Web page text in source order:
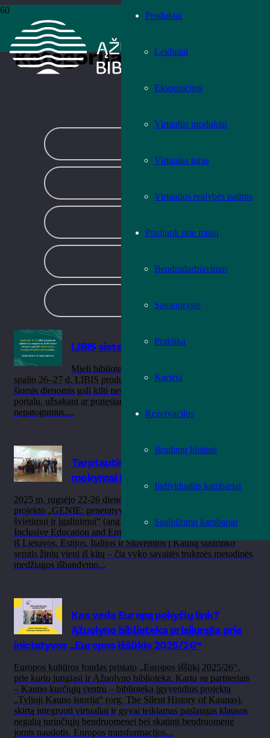
Produktai
Leidiniai
Ekspozicijos
Virtualūs produktai
Virtualus turas
Virtualios realybės patirtis
Prisijunk prie mūsų
Bendradarbiavimas
Savanorystė
Praktika
Karjera
Rezervacijos
Išradimų būstinė
Individualūs kambariai
Susibūrimų kambariai
Kategorija: Kita
VAIKAMS
LIBIS sistemos nesklandumai
Mieli bibliotekos vartotojai, informuojame, kad
spalio 26–27 d. LIBIS produkcinė aplinka bus naujinama, todėl
šiomis dienomis gali kilti nesklandumų naudojantis ibiblioteka.lt
portalu, užsakant ar pratęsiant leidinius. Atsiprašome už
nepatogumus....
Tarptautinio projekto partnerių
mokymai Kaune
2025 m. rugsėjo 22-26 dienomis Ąžuolyno bibliotekoje viešėjo
projekto „GENIE: generatyvinis dirbtinis intelektas įtraukiajam
švietimui ir įgalinimui“ (ang. GENIE: Generative AI for
Inclusive Education and Empowerment) partneriai. Specialistai
iš Lietuvos, Estijos, Italijos ir Slovėnijos į Kauną susirinko
semtis žinių vieni iš kitų – čia vyko savaitės trukmės metodinės
medžiagos išbandymo...
Kas veda Europą pokyčių link?
Ąžuolyno biblioteka prisijungia prie
iniciatyvos „Europos iššūkis 2025/26“
Europos kultūros fondas pristato „Europos iššūkį 2025/26“,
prie kurio jungiasi ir Ąžuolyno biblioteka. Kartu su partneriais
– Kauno kurčiųjų centru – biblioteka įgyvendins projektą
„Tylioji Kauno istorija“ (org. The Silent History of Kaunas),
skirtą integruoti virtualiai ir gyvai teikiamas paslaugas klausos
negalią turinčiųjų bendruomenei bei skatinti bendruomenę
jomis naudotis. Europos transformacijos...